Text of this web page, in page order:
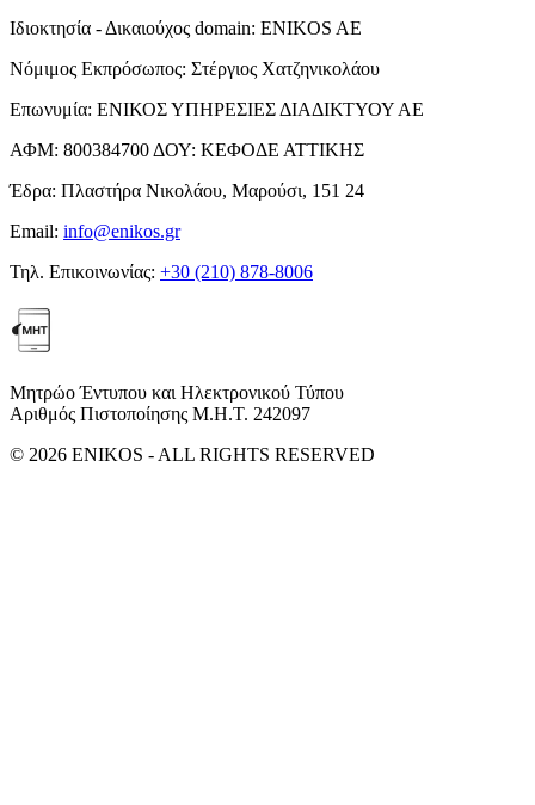
Ιδιοκτησία - Δικαιούχος domain: ENIKOS AE
Νόμιμος Εκπρόσωπος: Στέργιος Χατζηνικολάου
Επωνυμία: ΕΝΙΚΟΣ ΥΠΗΡΕΣΙΕΣ ΔΙΑΔΙΚΤΥΟΥ ΑΕ
ΑΦΜ: 800384700 ΔΟΥ: ΚΕΦΟΔΕ ΑΤΤΙΚΗΣ
Έδρα: Πλαστήρα Νικολάου, Μαρούσι, 151 24
Email: info@enikos.gr
Τηλ. Επικοινωνίας: +30 (210) 878-8006
Μητρώο Έντυπου και Ηλεκτρονικού Τύπου
Αριθμός Πιστοποίησης Μ.Η.Τ. 242097
© 2026 ENIKOS - ALL RIGHTS RESERVED